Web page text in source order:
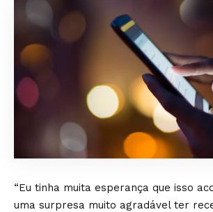
“Eu tinha muita esperança que isso
uma surpresa muito agradável ter